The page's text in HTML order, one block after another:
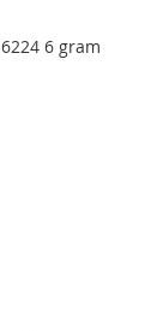
6 gram